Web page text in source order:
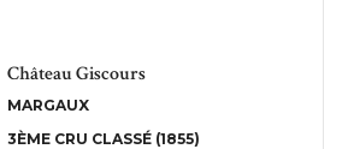
Château Giscours
MARGAUX
3ÈME CRU CLASSÉ (1855)